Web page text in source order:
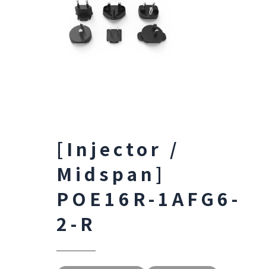
[Injector /
Midspan]
POE16R-1AFG6-
2-R